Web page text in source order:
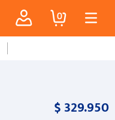
0
$329.950